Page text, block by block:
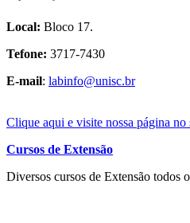
Local: Bloco 17.
Tefone: 3717-7430
E-mail: labinfo@unisc.br
Clique aqui e visite nossa página
Cursos de Extensão
Diversos cursos de Extensão todos